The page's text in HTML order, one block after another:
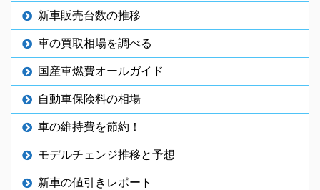
新車販売台数の推移
車の買取相場を調べる
国産車燃費オールガイド
自動車保険料の相場
車の維持費を節約！
モデルチェンジ推移と予想
新車の値引きレポート